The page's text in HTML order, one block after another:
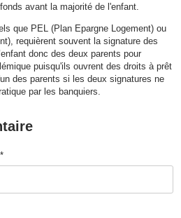
avant la majorité de l'enfant.
que PEL (Plan Epargne Logement) ou
requièrent souvent la signature des
donc des deux parents pour
puisqu'ils ouvrent des droits à prêt
des parents si les deux signatures ne
par les banquiers.
*